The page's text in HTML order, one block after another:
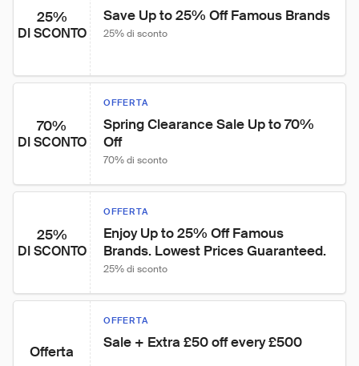
25%
DI SCONTO
Save Up to 25% Off Famous Brands
25% di sconto
70%
DI SCONTO
OFFERTA
Spring Clearance Sale Up to 70%
Off
70% di sconto
25%
DI SCONTO
OFFERTA
Enjoy Up to 25% Off Famous
Brands. Lowest Prices Guaranteed.
25% di sconto
Offerta
OFFERTA
Sale + Extra £50 off every £500